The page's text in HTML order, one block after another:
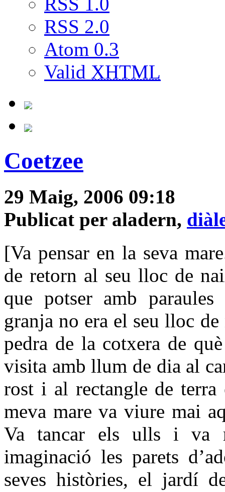
RSS 2.0
Atom 0.3
Valid XHTML
Coetzee
29 Maig, 2006 09:18
Publicat per aladern,
[Va pensar en la seva
de retorn al seu lloc de
que potser amb
granja no era el seu lloc
pedra de la cotxera de
visita amb llum de dia al
rost i al rectangle de
meva mare va viure mai
Va tancar els ulls i va
imaginació les parets
seves històries, el jardí